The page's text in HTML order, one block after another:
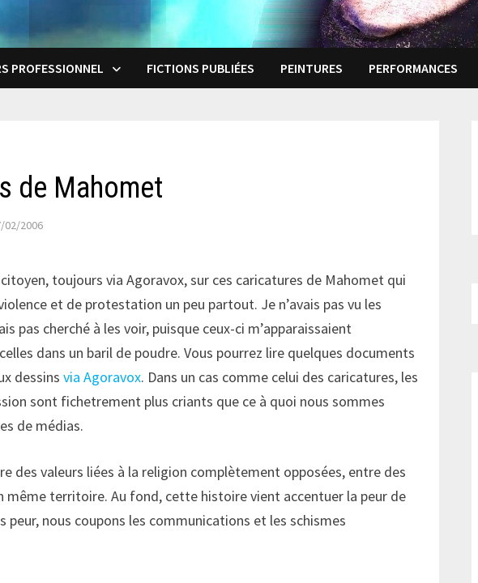
PROFESSIONNEL FICTIONS PUBLIÉES PEINTURES PERFORMANCES
de Mahomet
02/2006
toujours via Agoravox, sur ces caricatures de Mahomet qui
et de protestation un peu partout. Je n’avais pas vu les
pas cherché à les voir, puisque ceux-ci m’apparaissaient
dans un baril de poudre. Vous pourrez lire quelques documents
dessinsvia Agoravox. Dans un cas comme celui des caricatures, les
sont fichetrement plus criants que ce à quoi nous sommes
de médias.
des valeurs liées à la religion complètement opposées, entre des
même territoire. Au fond, cette histoire vient accentuer la peur de
peur, nous coupons les communications et les schismes